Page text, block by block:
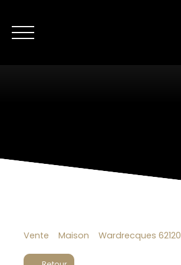
Nous contacter
Vente Maison Wardrecques 62120